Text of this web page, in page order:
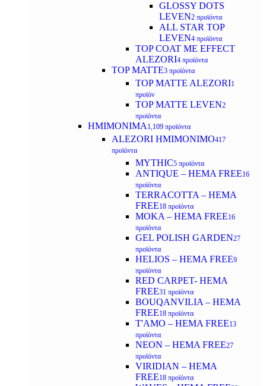
GLOSSY DOTS
LEVEN2 προϊόντα
ALL STAR TOP
LEVEN4 προϊόντα
TOP COAT ME EFFECT
ALEZORI4 προϊόντα
TOP MATTE3 προϊόντα
TOP MATTE ALEZORI1
προϊόν
TOP MATTE LEVEN2
προϊόντα
ΗΜΙΜΟΝΙΜΑ 1,109 προϊόντα
ALEZORI ΗΜΙΜΟΝΙΜΟ417
προϊόντα
MYTHIC5 προϊόντα
ANTIQUE – HEMA FREE16
προϊόντα
TERRACOTTA – HEMA
FREE18 προϊόντα
MOKA – HEMA FREE16
προϊόντα
GEL POLISH GARDEN27
προϊόντα
HELIOS – HEMA FREE9
προϊόντα
RED CARPET- HEMA
FREE31 προϊόντα
BOUQANVILIA – HEMA
FREE18 προϊόντα
T'AMO – HEMA FREE13
προϊόντα
NEON – HEMA FREE27
προϊόντα
VIRIDIAN – HEMA
FREE18 προϊόντα